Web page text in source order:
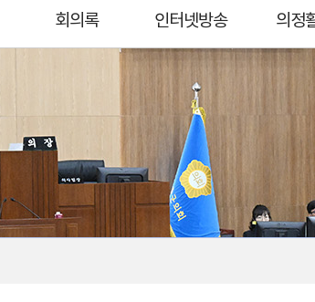
회의록 인터넷방송 의정